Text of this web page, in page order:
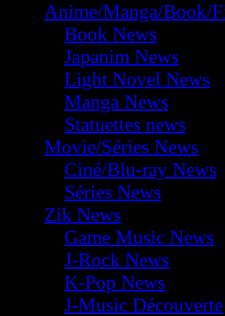
Anime/Manga/Book/
Book News
Japanim News
Light Novel News
Manga News
Statuettes news
Movie/Séries News
Ciné/Blu-ray News
Séries News
Zik News
Game Music News
J-Rock News
K-Pop News
J-Music Découverte